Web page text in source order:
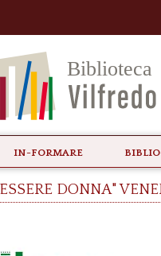
In-formare
donna"